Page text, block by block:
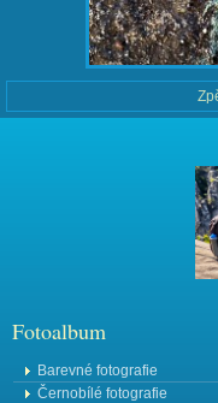
Fotoalbum
Barevné fotografie
Černobílé fotografie